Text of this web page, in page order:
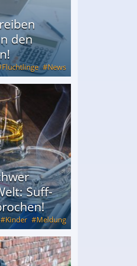
den
Flüchtlinge News
Suff-
Kinder Meldung